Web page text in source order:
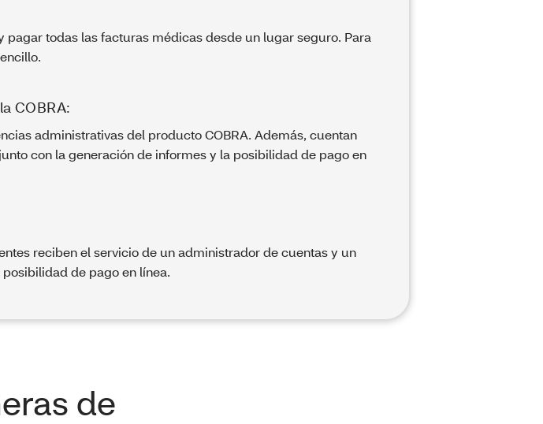
todas las facturas médicas desde un lugar seguro. Para
COBRA:
administrativas del producto COBRA. Además, cuentan
con la generación de informes y la posibilidad de pago en
reciben el servicio de un administrador de cuentas y un
de pago en línea.
de